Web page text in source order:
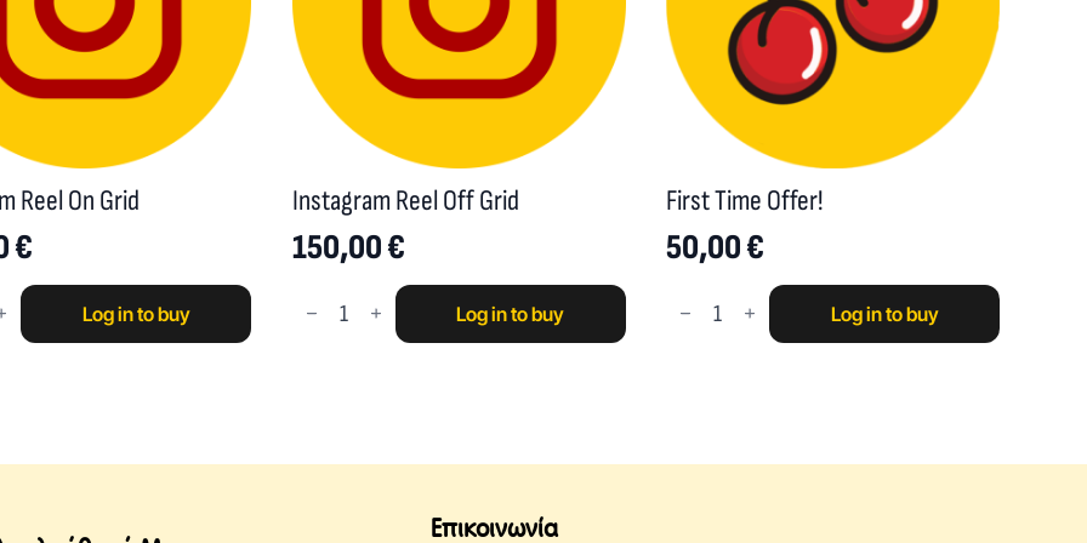
Reel On Grid
€
Log in to buy
Instagram Reel Off Grid
150,00€
Reel
Log in to buy
First Time Offer!
50,00€
Time
Log in to buy
Επικοινωνία